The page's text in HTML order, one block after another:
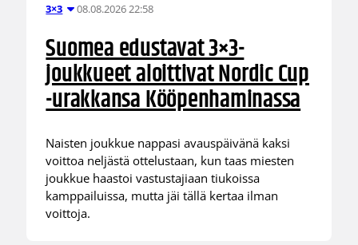
3×3 08.08.2026 22:58
Suomea edustavat 3×3-
joukkueet aloittivat Nordic Cup
-urakkansa Kööpenhaminassa
Naisten joukkue nappasi avauspäivänä kaksi
voittoa neljästä ottelustaan, kun taas miesten
joukkue haastoi vastustajiaan tiukoissa
kamppailuissa, mutta jäi tällä kertaa ilman
voittoja.